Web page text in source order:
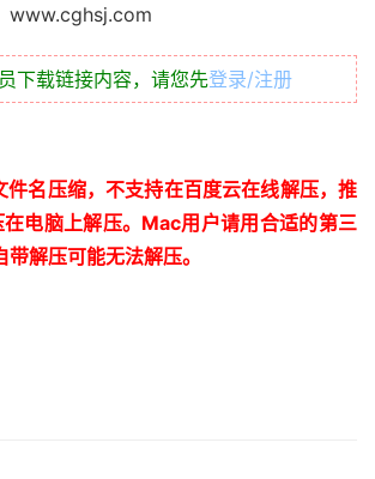
www.cghsj.com
下载链接内容，请您先登录/注册
件名压缩，不支持在百度云在线解压，推
电脑上解压。 Mac用户请用合适的第三
解压可能无法解压。